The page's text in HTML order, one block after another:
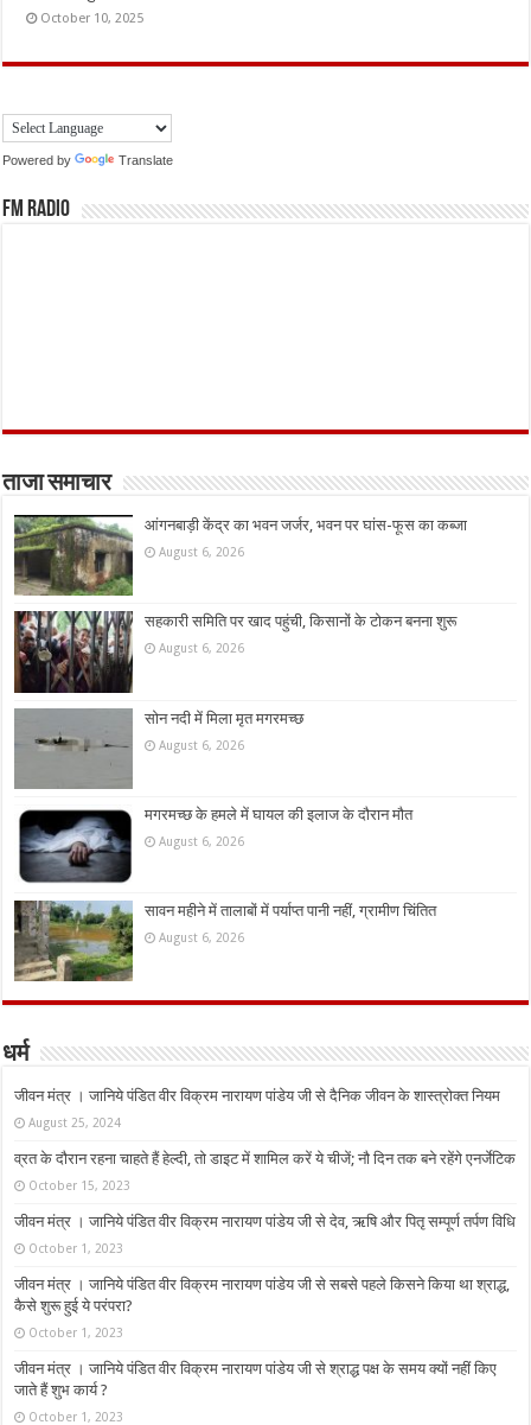
October 10, 2025
Powered by Translate
FM Radio
ताजा समाचार
आंगनबाड़ी केंद्र का भवन जर्जर, भवन पर घांस-फूस का कब्जा
August 6, 2026
सहकारी समिति पर खाद पहुंची, किसानों के टोकन बनना शुरू
August 6, 2026
सोन नदी में मिला मृत मगरमच्छ
August 6, 2026
मगरमच्छ के हमले में घायल की इलाज के दौरान मौत
August 6, 2026
सावन महीने में तालाबों में पर्याप्त पानी नहीं, ग्रामीण चिंतित
August 6, 2026
धर्म
जीवन मंत्र । जानिये पंडित वीर विक्रम नारायण पांडेय जी से दैनिक जीवन के शास्त्रोक्त नियम
August 25, 2024
व्रत के दौरान रहना चाहते हैं हेल्दी, तो डाइट में शामिल करें ये चीजें; नौ दिन तक बने रहेंगे एनर्जेटिक
October 15, 2023
जीवन मंत्र । जानिये पंडित वीर विक्रम नारायण पांडेय जी से देव, ऋषि और पितृ सम्पूर्ण तर्पण विधि
October 1, 2023
जीवन मंत्र । जानिये पंडित वीर विक्रम नारायण पांडेय जी से सबसे पहले किसने किया था श्राद्ध,
कैसे शुरू हुई ये परंपरा?
October 1, 2023
जीवन मंत्र । जानिये पंडित वीर विक्रम नारायण पांडेय जी से श्राद्ध पक्ष के समय क्यों नहीं किए
जाते हैं शुभ कार्य ?
October 1, 2023